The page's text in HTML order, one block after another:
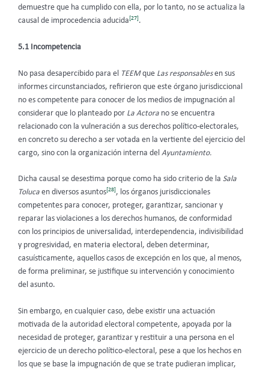
demuestre que ha cumplido con ella, por lo tanto, no se actualiza la
causal de improcedencia aducida[27].
5.1 Incompetencia
No pasa desapercibido para el TEEMque Las responsablesen sus
informes circunstanciados, refirieron que este órgano jurisdiccional
no es competente para conocer de los medios de impugnación al
considerar que lo planteado por La Actora no se encuentra
relacionado con la vulneración a sus derechos político-electorales,
en concreto su derecho a ser votada en la vertiente del ejercicio del
cargo, sino con la organización interna del Ayuntamiento.
Dicha causal se desestima porque como ha sido criterio de la Sala
Toluca en diversos asuntos[28], los órganos jurisdiccionales
competentes para conocer, proteger, garantizar, sancionar y
reparar las violaciones a los derechos humanos, de conformidad
con los principios de universalidad, interdependencia, indivisibilidad
y progresividad, en materia electoral, deben determinar,
casuísticamente, aquellos casos de excepción en los que, al menos,
de forma preliminar, se justifique su intervención y conocimiento
del asunto.
Sin embargo, en cualquier caso, debe existir una actuación
motivada de la autoridad electoral competente, apoyada por la
necesidad de proteger, garantizar y restituir a una persona en el
ejercicio de un derecho político-electoral, pese a que los hechos en
los que se base la impugnación de que se trate pudieran implicar,